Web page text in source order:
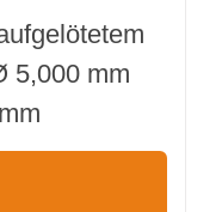
5,000 mm